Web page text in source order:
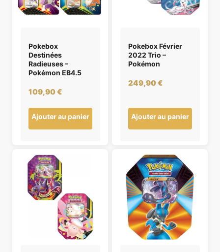
Pokebox
Destinées
Radieuses –
Pokémon EB4.5
109,90€
Ajouter au panier
Pokebox Février
2022 Trio –
Pokémon
249,90€
Ajouter au panier